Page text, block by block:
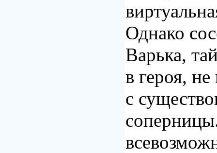
Однако
Варька,
в героя, не
с